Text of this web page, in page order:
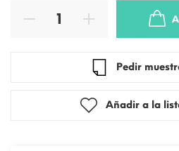
Añadir a la